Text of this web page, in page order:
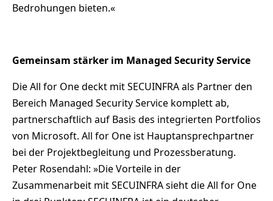
Bedrohungen bieten.«
Gemeinsam stärker im Managed Security Service
Die All for One deckt mit SECUINFRA als Partner den
Bereich Managed Security Service komplett ab,
partnerschaftlich auf Basis des integrierten Portfolios
von Microsoft. All for One ist Hauptansprechpartner
bei der Projektbegleitung und Prozessberatung.
Peter Rosendahl: »Die Vorteile in der
Zusammenarbeit mit SECUINFRA sieht die All for One